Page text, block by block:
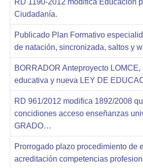
RD 1190-2012 modifica Educación
Ciudadanía.
Publicado Plan Formativo
de natación, sincronizada, saltos y
BORRADOR Anteproyecto LOMCE,
educativa y nueva LEY DE
RD 961/2012 modifica 1892/2008
concidiones acceso enseñanzas
GRADO…
Prorrogado plazo procedimiento de
acreditación competencias